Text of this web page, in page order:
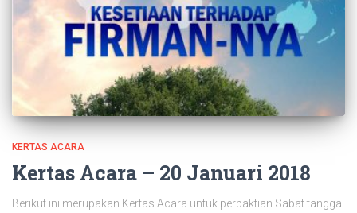
KERTAS ACARA
Kertas Acara – 20 Januari 2018
Berikut ini merupakan Kertas Acara untuk perbaktian Sabat tanggal